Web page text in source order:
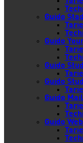
Guido
Guido
Guido
Guido
Guido
Guido